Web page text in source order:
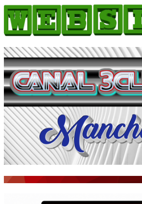
HOME
COMO ANUNCIAR
JORNAIS DO BRASIL
PODCAST/NOTÍCIAS
AS NOTÍCIAS DO DIA
ACONTECEU...VIROU MANCHETE!
BLOGS & COLUNAS
AGÊNCIA DE NOTÍCIAS
CNN BRASIL
VEJA
PORTAL CEARÁ
Galeria